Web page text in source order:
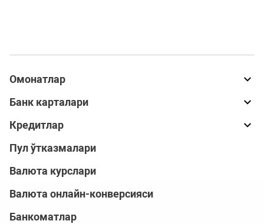
Омонатлар
Банк карталари
Кредитлар
Пул ўтказмалари
Валюта курслари
Валюта онлайн-конверсияси
Банкоматлар